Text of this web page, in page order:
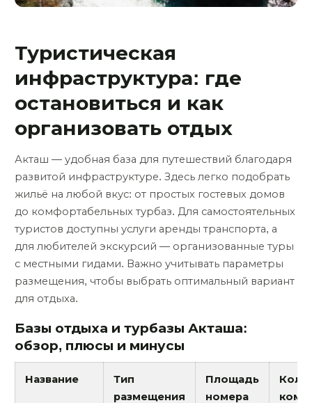
Туристическая
инфраструктура: где
остановиться и как
организовать отдых
Акташ — удобная база для путешествий благодаря
развитой инфраструктуре. Здесь легко подобрать
жильё на любой вкус: от простых гостевых домов
до комфортабельных турбаз. Для самостоятельных
туристов доступны услуги аренды транспорта, а
для любителей экскурсий — организованные туры
с местными гидами. Важно учитывать параметры
размещения, чтобы выбрать оптимальный вариант
для отдыха.
Базы отдыха и турбазы Акташа:
обзор, плюсы и минусы
Название
Тип
размещения
Площадь
номера